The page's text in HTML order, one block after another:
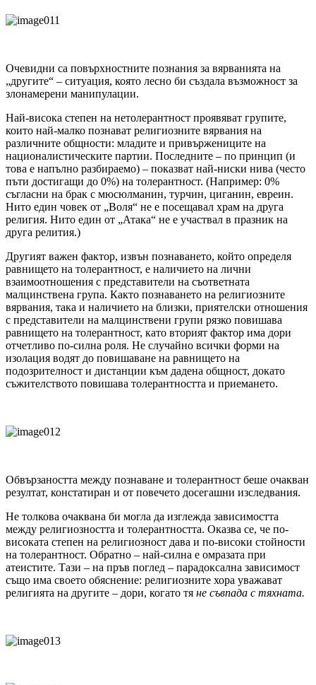
Очевидни са повърхностните познания за вярванията на
„другите“ – ситуация, която лесно би създала възможност за
злонамерени манипулации.
Най-висока степен на нетолерантност проявяват групите,
които най-малко познават религиозните вярвания на
различните общности: младите и привържениците на
националистическите партии. Последните – по принцип (и
това е напълно разбираемо) – показват най-ниски нива (често
пъти достигащи до 0%) на толерантност. (Например: 0%
съгласни на брак с мюсюлманин, турчин, циганин, евреин.
Нито един човек от „Воля“ не е посещавал храм на друга
религия. Нито един от „Атака“ не е участвал в празник на
друга релития.)
Другият важен фактор, извън познаването, който определя
равнището на толерантност, е наличието на лични
взаимоотношения с представители на съответната
малцинствена група. Както познаването на религиозните
вярвания, така и наличието на близки, приятелски отношения
с представители на малцинствени групи рязко повишава
равнището на толерантност, като вторият фактор има дори
отчетливо по-силна роля. Не случайно всички форми на
изолация водят до повишаване на равнището на
подозрителност и дистанции към дадена общност, докато
съжителството повишава толерантността и приемането.
Обвързаността между познаване и толерантност беше очакван
резултат, констатиран и от повечето досегашни изследвания.
Не толкова очаквана би могла да изглежда зависимостта
между религиозността и толерантността. Оказва се, че по-
високата степен на религиозност дава и по-високи стойности
на толерантност. Обратно – най-силна е омразата при
атеистите. Тази – на пръв поглед – парадоксална зависимост
също има своето обяснение: религиозните хора уважават
религията на другите – дори, когато тя не съвпада с тяхната.